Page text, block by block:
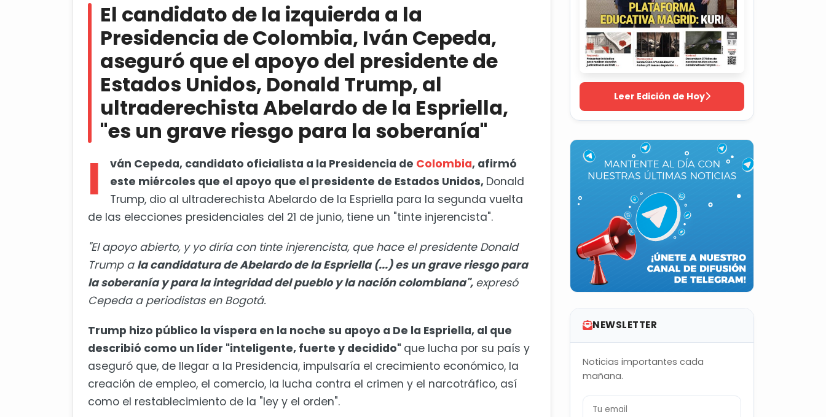
Abelardo de la Espriella, "es un grave riesgo para la soberanía"
Secretario de Seguridad Nacional de EUA destaca colaboración con México
El candidato de la izquierda a la
Presidencia de Colombia, Iván Cepeda,
aseguró que el apoyo del presidente de
Estados Unidos, Donald Trump, al
ultraderechista Abelardo de la Espriella,
"es un grave riesgo para la soberanía"
I ván Cepeda, candidato oficialista a la Presidencia de Colombia, afirmó
este miércoles que el apoyo que el presidente de Estados Unidos, Donald
Trump, dio al ultraderechista Abelardo de la Espriella para la segunda vuelta
de las elecciones presidenciales del 21 de junio, tiene un "tinte injerencista".
"El apoyo abierto, y yo diría con tinte injerencista, que hace el presidente Donald
Trump a la candidatura de Abelardo de la Espriella (...) es un grave riesgo para
la soberanía y para la integridad del pueblo y la nación colombiana", expresó
Cepeda a periodistas en Bogotá.
Trump hizo público la víspera en la noche su apoyo a De la Espriella, al que
describió como un líder "inteligente, fuerte y decidido" que lucha por su país y
aseguró que, de llegar a la Presidencia, impulsaría el crecimiento económico, la
creación de empleo, el comercio, la lucha contra el crimen y el narcotráfico, así
como el restablecimiento de la "ley y el orden".
Leer Edición de Hoy
NEWSLETTER
Noticias importantes cada
mañana.